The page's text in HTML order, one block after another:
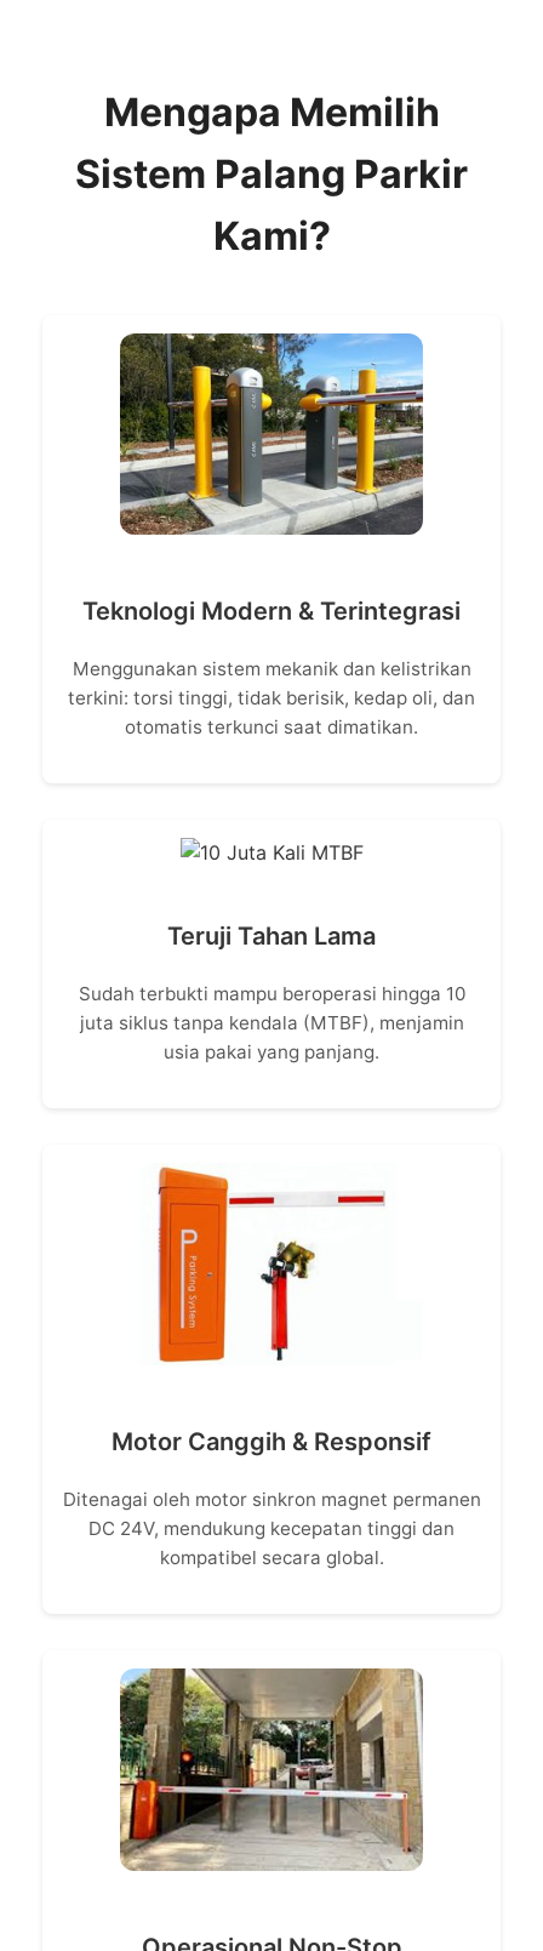
Mengapa Memilih
Sistem Palang Parkir
Kami?
Teknologi Modern & Terintegrasi
Menggunakan sistem mekanik dan kelistrikan
terkini: torsi tinggi, tidak berisik, kedap oli, dan
otomatis terkunci saat dimatikan.
Teruji Tahan Lama
Sudah terbukti mampu beroperasi hingga 10
juta siklus tanpa kendala (MTBF), menjamin
usia pakai yang panjang.
Motor Canggih & Responsif
Ditenagai oleh motor sinkron magnet permanen
DC 24V, mendukung kecepatan tinggi dan
kompatibel secara global.